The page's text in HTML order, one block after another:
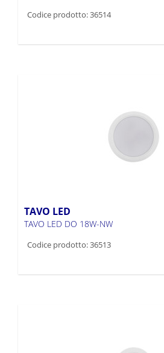
Codice prodotto: 36514
TAVO LED
TAVO LED DO 18W-NW
Codice prodotto: 36513